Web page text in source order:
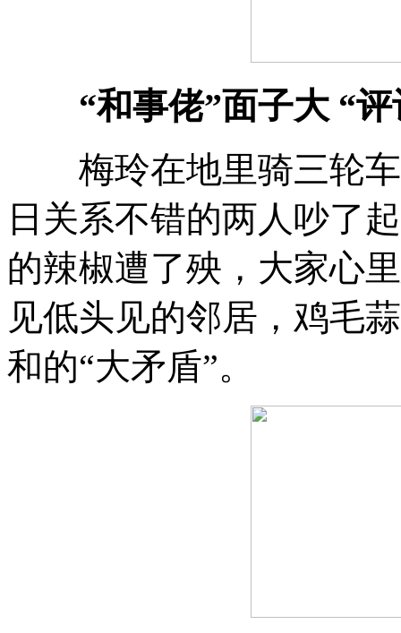
“和事佬”面子大 “评
梅玲在地里骑三轮
日关系不错的两人吵了
的辣椒遭了殃 ， 大家心
见低头见的邻居 ， 鸡毛
和的“大矛盾”。